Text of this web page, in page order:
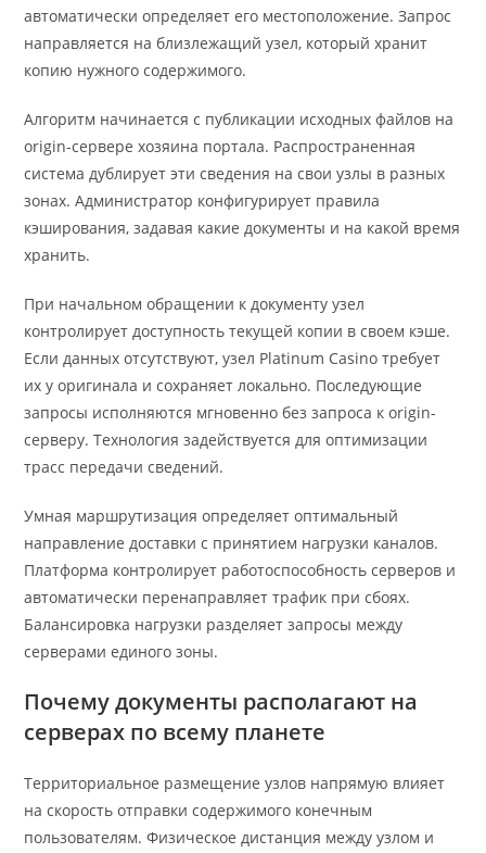
автоматически определяет его местоположение. Запрос
направляется на близлежащий узел, который хранит
копию нужного содержимого.
Алгоритм начинается с публикации исходных файлов на
origin-сервере хозяина портала. Распространенная
система дублирует эти сведения на свои узлы в разных
зонах. Администратор конфигурирует правила
кэширования, задавая какие документы и на какой время
хранить.
При начальном обращении к документу узел
контролирует доступность текущей копии в своем кэше.
Если данных отсутствуют, узел Platinum Casino требует
их у оригинала и сохраняет локально. Последующие
запросы исполняются мгновенно без запроса к origin-
серверу. Технология задействуется для оптимизации
трасс передачи сведений.
Умная маршрутизация определяет оптимальный
направление доставки с принятием нагрузки каналов.
Платформа контролирует работоспособность серверов и
автоматически перенаправляет трафик при сбоях.
Балансировка нагрузки разделяет запросы между
серверами единого зоны.
Почему документы располагают на
серверах по всему планете
Территориальное размещение узлов напрямую влияет
на скорость отправки содержимого конечным
пользователям. Физическое дистанция между узлом и